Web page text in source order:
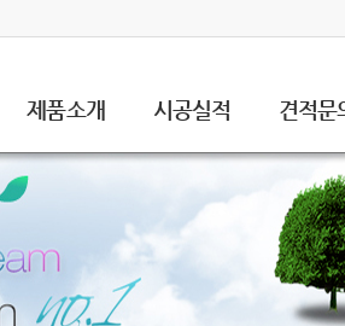
제품소개 시공실적 견적문